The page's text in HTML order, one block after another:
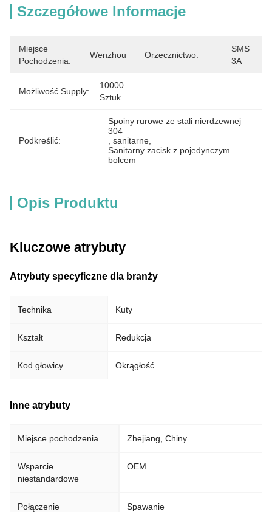
Szczegółowe Informacje
Miejsce
Pochodzenia:
Wenzhou Orzecznictwo:
SMS
3A
Możliwość Supply:
10000
Sztuk
Podkreślić:
Spoiny rurowe ze stali nierdzewnej
304
, sanitarne
Sanitarny zacisk z pojedynczym
bolcem
Opis Produktu
Kluczowe atrybuty
Atrybuty specyficzne dla branży
Technika Kuty
Kształt Redukcja
Kod głowicy Okrągłość
Inne atrybuty
Miejsce pochodzenia Zhejiang, Chiny
Wsparcie
niestandardowe
OEM
Połączenie Spawanie